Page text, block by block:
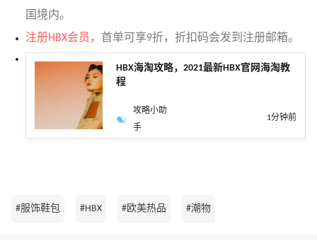
国境内。
注册HBX会员 ，首单可享9折，折扣码会发到注册邮箱。
HBX海淘攻略，2021最新HBX官网海淘教
程
攻略小助
手
1分钟前
#服饰鞋包 #HBX #欧美热品 #潮物